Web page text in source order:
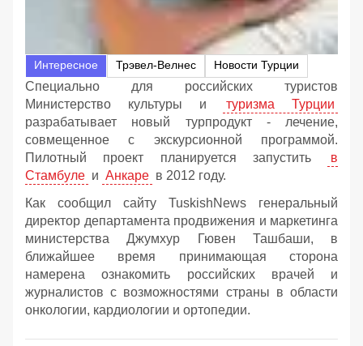
Интересное Трэвел-Велнес Новости Турции
Специально для российских туристов
Министерство культуры и
туризма Турции
разрабатывает новый турпродукт - лечение,
совмещенное с экскурсионной программой.
Пилотный проект планируется запустить
в
Стамбуле и Анкаре в 2012 году.
Как сообщил сайту TuskishNews генеральный
директор департамента продвижения и маркетинга
министерства Джумхур Гювен Ташбаши, в
ближайшее время принимающая сторона
намерена ознакомить российских врачей и
журналистов с возможностями страны в области
онкологии, кардиологии и ортопедии.